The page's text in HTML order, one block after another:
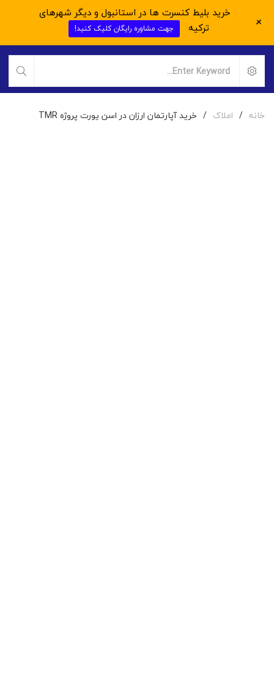
خانه / املاک / خرید آپارتمان ارزان در اسن یورت پروژه TMR
خرید بلیط کنسرت ها در استانبول و دیگر شهرهای
ترکیه
جهت مشاوره رایگان کلیک کنید! +